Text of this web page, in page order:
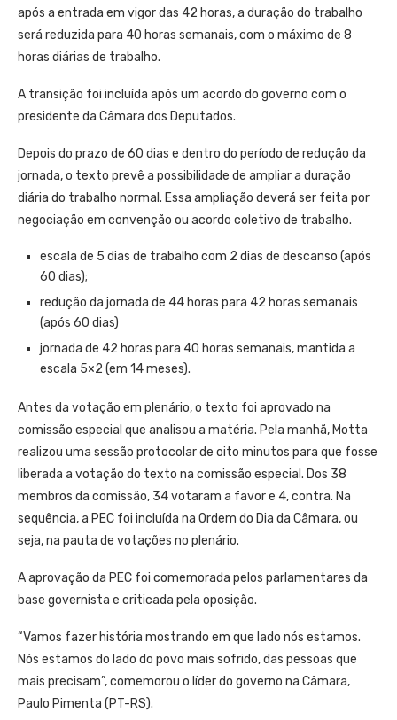
após a entrada em vigor das 42 horas, a duração do trabalho
será reduzida para 40 horas semanais, com o máximo de 8
horas diárias de trabalho.
A transição foi incluída após um acordo do governo com o
presidente da Câmara dos Deputados.
Depois do prazo de 60 dias e dentro do período de redução da
jornada, o texto prevê a possibilidade de ampliar a duração
diária do trabalho normal. Essa ampliação deverá ser feita por
negociação em convenção ou acordo coletivo de trabalho.
escala de 5 dias de trabalho com 2 dias de descanso (após
60 dias);
redução da jornada de 44 horas para 42 horas semanais
(após 60 dias)
jornada de 42 horas para 40 horas semanais, mantida a
escala 5×2 (em 14 meses).
Antes da votação em plenário, o texto foi aprovado na
comissão especial que analisou a matéria. Pela manhã, Motta
realizou uma sessão protocolar de oito minutos para que fosse
liberada a votação do texto na comissão especial. Dos 38
membros da comissão, 34 votaram a favor e 4, contra. Na
sequência, a PEC foi incluída na Ordem do Dia da Câmara, ou
seja, na pauta de votações no plenário.
A aprovação da PEC foi comemorada pelos parlamentares da
base governista e criticada pela oposição.
“Vamos fazer história mostrando em que lado nós estamos.
Nós estamos do lado do povo mais sofrido, das pessoas que
mais precisam”, comemorou o líder do governo na Câmara,
Paulo Pimenta (PT-RS).